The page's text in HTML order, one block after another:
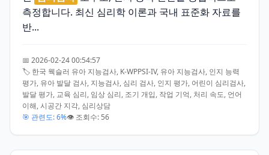
측정합니다. 최신 심리학 이론과 국내 표준화 자료를
반...
📅 2026-02-24 00:54:57
🏷️ 한국 웩슬러 유아 지능검사, K-WPPSI-IV, 유아 지능검사, 인지 능력
평가, 유아 발달 검사, 지능검사, 심리 검사, 인지 평가, 어린이 심리검사,
발달 평가, 교육 심리, 임상 심리, 조기 개입, 작업 기억, 처리 속도, 언어
이해, 시공간 지각, 심리상담
🎯 관련도: 6%👁️ 조회수: 56